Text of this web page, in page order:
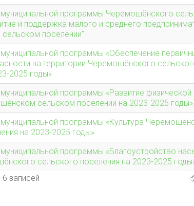
программы Черемошёнского
и поддержка малого и среднего
поселении"
программы «Обеспечение
на территории Черемошёнского
2025 годы»
программы «Развитие физической
сельском поселении на 2023-2025 годы»
программы «Культура
на 2023-2025 годы»
программы «Благоустройство
сельского поселения на 2023-2025
записей